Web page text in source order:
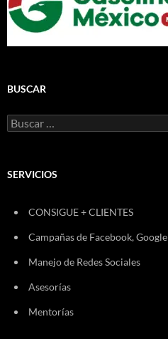
BUSCAR
Buscar:
SERVICIOS
CONSIGUE + CLIENTES
Campañas de Facebook, Google
Manejo de Redes Sociales
Asesorías
Mentorías